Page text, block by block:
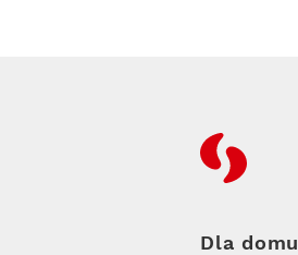
RFC
Dla domu